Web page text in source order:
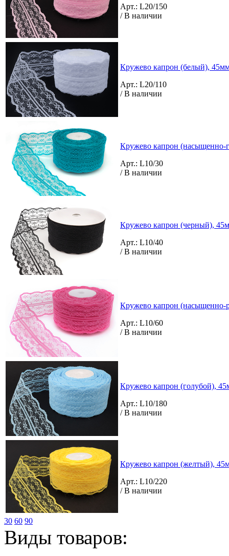
Арт.: L20/150
/ В наличии
Кружево капрон (белый),
Арт.: L20/110
/ В наличии
Кружево капрон (насыщенно-
Арт.: L10/30
/ В наличии
Кружево капрон (черный),
Арт.: L10/40
/ В наличии
Кружево капрон (насыщенно-
Арт.: L10/60
/ В наличии
Кружево капрон (голубой),
Арт.: L10/180
/ В наличии
Кружево капрон (желтый),
Арт.: L10/220
/ В наличии
30 60 90
Виды товаров: